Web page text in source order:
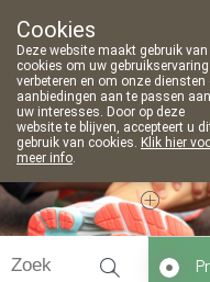
03
Vandaag
Cookies
Deze website maakt gebruik van
cookies om uw
verbeteren en om onze diensten
aanbiedingen aan te passen aan
uw interesses. Door op deze
website te blijven, accepteert u
gebruik van cookies. Klik hier
meer info.